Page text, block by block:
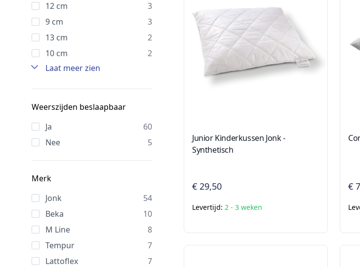
12 cm
3
9 cm
3
13 cm
2
10 cm
2
Laat meer zien
Weerszijden beslaapbaar
Ja
60
Nee
5
Merk
Jonk
54
Beka
10
M Line
8
Tempur
7
Lattoflex
7
Junior Kinderkussen Jonk -
Synthetisch
€ 29,50
Levertijd: 2 - 3 weken
€